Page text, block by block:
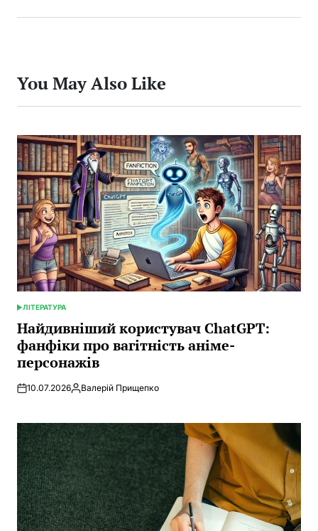
You May Also Like
POSTED
IN
ЛІТЕРАТУРА
Найдивніший користувач ChatGPT:
фанфіки про вагітність аніме-
персонажів
10.07.2026Posted
Валерій Прищепко